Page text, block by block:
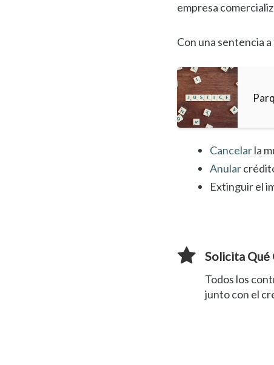
empresa
Con una sentencia
Cancelarla
Anular
Extinguir el
Solicita Qué
Todos los
junto con el